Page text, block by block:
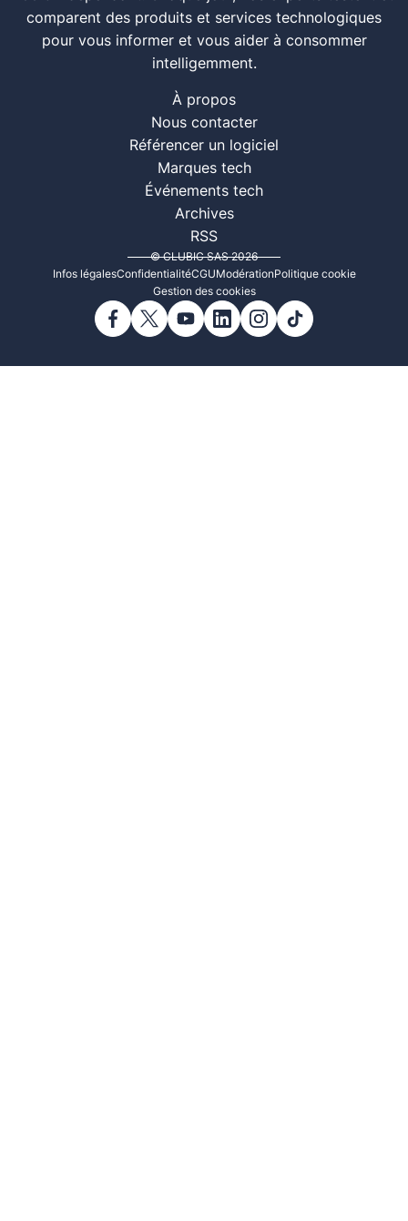
comparent des produits et services technologiques
pour vous informer et vous aider à consommer
intelligemment.
À propos
Nous contacter
Référencer un logiciel
Marques tech
Événements tech
Archives
RSS
© CLUBIC SAS 2026
Infos légalesConfidentialitéCGUModérationPolitique cookie
Gestion des cookies